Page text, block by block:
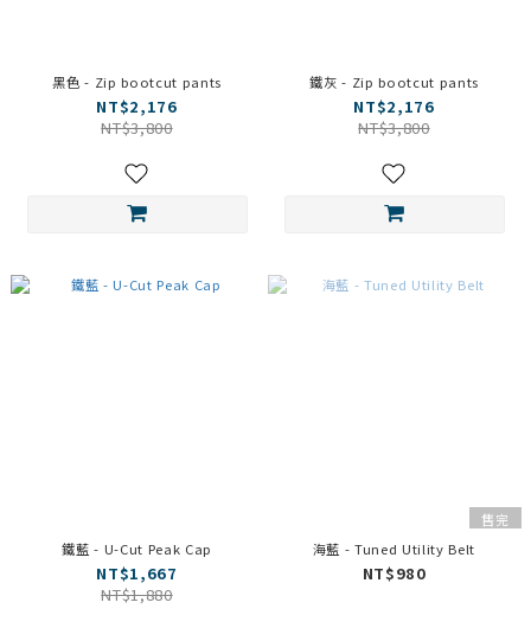
黑色 - Zip bootcut pants
NT$2,176
NT$3,800
鐵灰 - Zip bootcut pants
NT$2,176
NT$3,800
鐵藍 - U-Cut Peak Cap
NT$1,667
NT$1,880
售完
海藍 - Tuned Utility Belt
NT$980